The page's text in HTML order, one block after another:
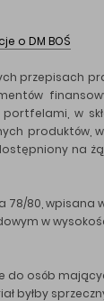
o DM BOŚ
przepisach
w
produktów,
na
78/80,
w
osób
byłby